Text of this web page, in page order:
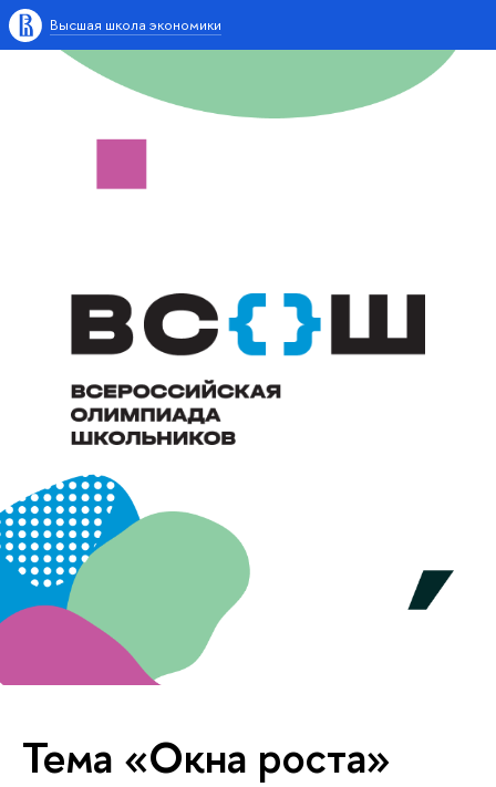
Высшая школа экономики
Тема «Окна роста»